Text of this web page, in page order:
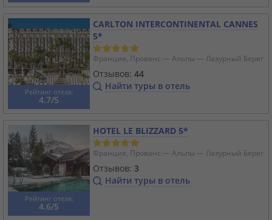
Рейтинг отеля:
4.7/5
CARLTON INTERCONTINENTAL CANNES
5*
Франция, Прованс — Альпы — Лазурный Берег
Отзывов: 44
Найти туры в отель
Рейтинг отеля:
4.6/5
HOTEL LE BLIZZARD 5*
Франция, Прованс — Альпы — Лазурный Берег
Отзывов: 3
Найти туры в отель